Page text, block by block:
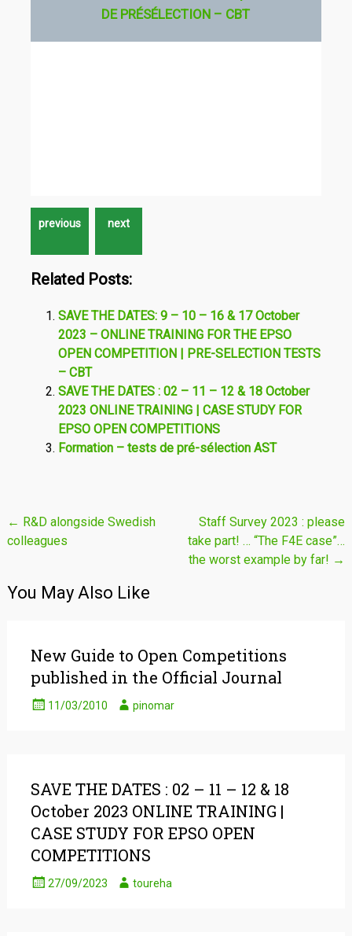
DE PRÉSÉLECTION – CBT
Related Posts:
SAVE THE DATES: 9 – 10 – 16 & 17 October
2023 – ONLINE TRAINING FOR THE EPSO
OPEN COMPETITION | PRE-SELECTION TESTS
– CBT
SAVE THE DATES : 02 – 11 – 12 & 18 October
2023 ONLINE TRAINING | CASE STUDY FOR
EPSO OPEN COMPETITIONS
Formation – tests de pré-sélection AST
Post
navigation
← R&D alongside Swedish
colleagues
Staff Survey 2023 : please
take part! … “The F4E case”…
the worst example by far! →
You May Also Like
New Guide to Open Competitions
published in the Official Journal
11/03/2010 pinomar
SAVE THE DATES : 02 – 11 – 12 & 18
October 2023 ONLINE TRAINING |
CASE STUDY FOR EPSO OPEN
COMPETITIONS
27/09/2023 toureha